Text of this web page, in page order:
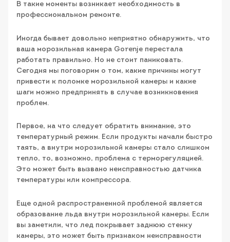
В такие моменты возникает необходимость в
профессиональном ремонте.
Иногда бывает довольно неприятно обнаружить, что
ваша морозильная камера Gorenje перестала
работать правильно. Но не стоит паниковать.
Сегодня мы поговорим о том, какие причины могут
привести к поломке морозильной камеры и какие
шаги можно предпринять в случае возникновения
проблем.
Первое, на что следует обратить внимание, это
температурный режим. Если продукты начали быстро
таять, а внутри морозильной камеры стало слишком
тепло, то, возможно, проблема с терморегуляцией.
Это может быть вызвано неисправностью датчика
температуры или компрессора.
Еще одной распространенной проблемой является
образование льда внутри морозильной камеры. Если
вы заметили, что лед покрывает заднюю стенку
камеры, это может быть признаком неисправности